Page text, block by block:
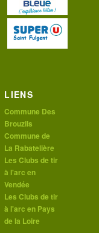
LIENS
Commune Des
Brouzils
Commune de
La Rabatelière
Les Clubs de tir
à l'arc en
Vendée
Les Clubs de tir
à l'arc en Pays
de la Loire